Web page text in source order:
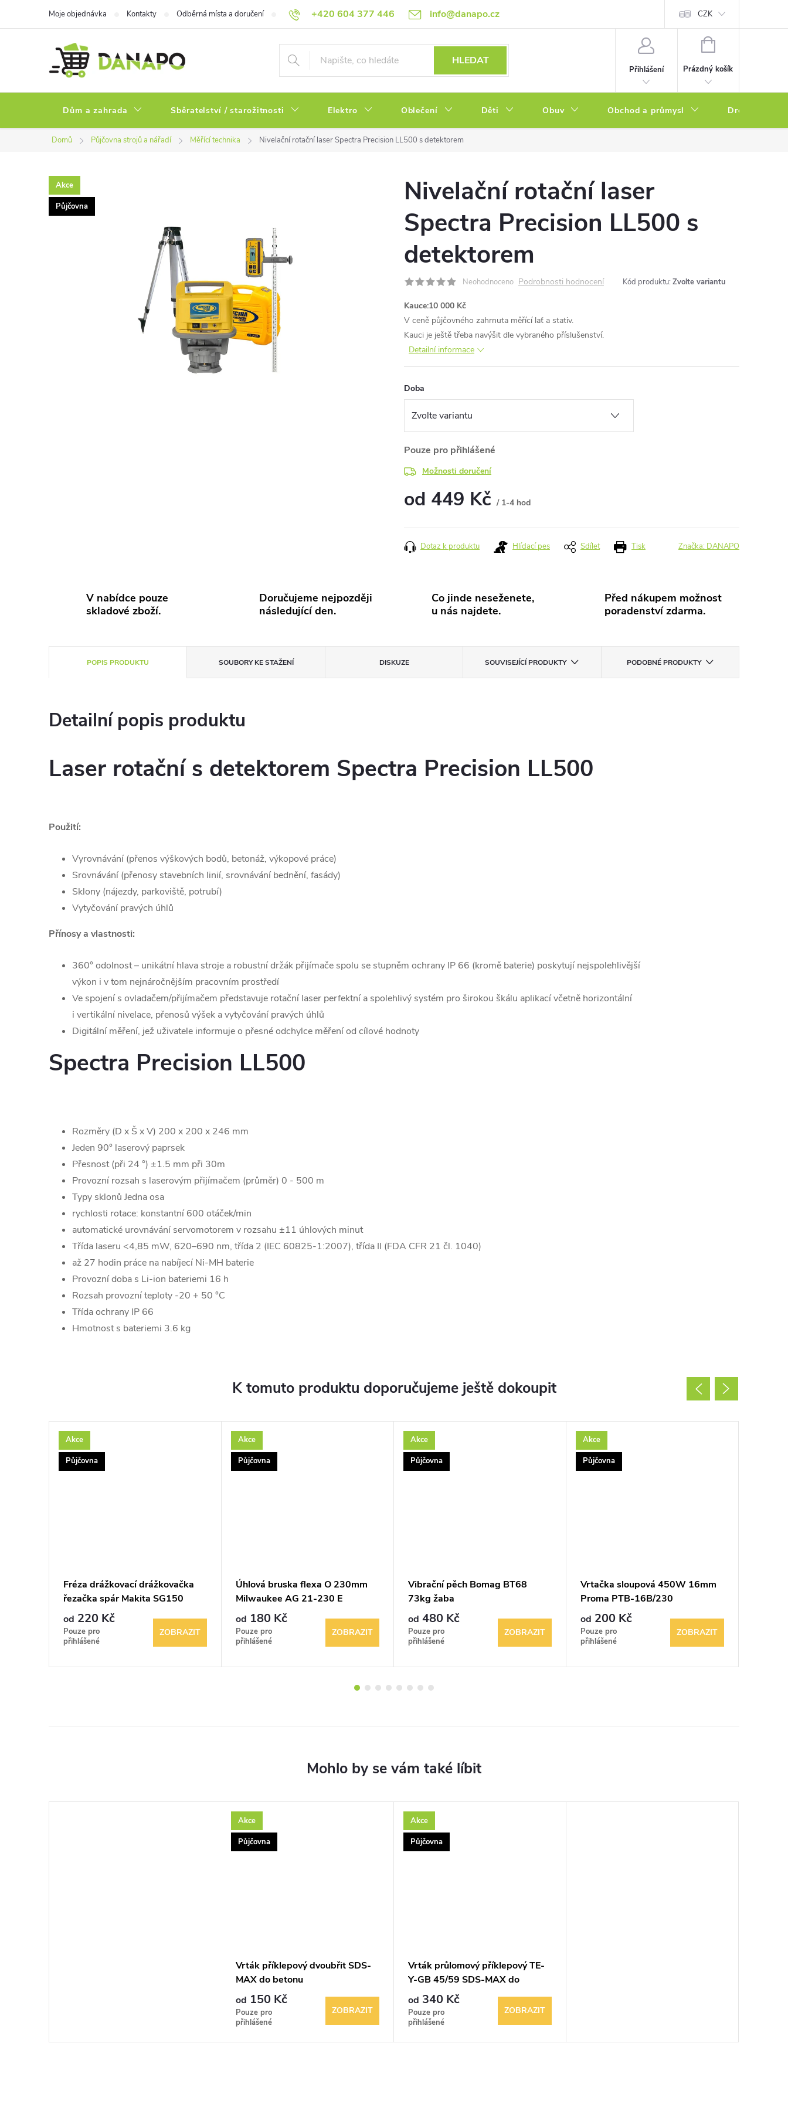
+420 604 377 446 info@danapo.cz
Moje objednávka Kontakty Odběrná místa a doručení Hodnocení obchodu Obchodní podmínky Reklamace a výměna zboží Podmínky ochrany osobních údajů Soubory cookies
CZK
HLEDAT
Přihlášení
NÁKUPNÍ
Prázdný košík
Dům a zahrada Sběratelství / starožitnosti Elektro Oblečení Děti Obuv Obchod a průmysl Drogerie
Domů Půjčovna strojů a nářadí Měřící technika Nivelační rotační laser Spectra Precision LL500 s detektorem
Akce
Půjčovna
Nivelační rotační laser
Spectra Precision LL500 s
detektorem
Neohodnoceno Podrobnosti hodnocení Kód produktu: Zvolte variantu
Kauce:10 000 Kč
V ceně půjčovného zahrnuta měřící lať a stativ.
Kauci je ještě třeba navýšit dle vybraného příslušenství.
Detailní informace
Doba
Pouze pro přihlášené
Možnosti doručení
od 449 Kč / 1-4 hod
cena:
Tisk
Dotaz k produktu Hlídací pes Sdílet Značka: DANAPO
V nabídce pouze
skladové zboží.
Doručujeme nejpozději
následující den.
Co jinde neseženete,
u nás najdete.
Před nákupem možnost
poradenství zdarma.
POPIS PRODUKTU SOUBORY KE STAŽENÍ DISKUZE SOUVISEJÍCÍ PRODUKTY PODOBNÉ PRODUKTY
Detailní popis produktu
Laser rotační s detektorem Spectra Precision LL500
Použití:
Vyrovnávání (přenos výškových bodů, betonáž, výkopové práce)
Srovnávání (přenosy stavebních linií, srovnávání bednění, fasády)
Sklony (nájezdy, parkoviště, potrubí)
Vytyčování pravých úhlů
Přínosy a vlastnosti:
360° odolnost – unikátní hlava stroje a robustní držák přijímače spolu se stupněm ochrany IP 66 (kromě baterie) poskytují nejspolehlivější
výkon i v tom nejnáročnějším pracovním prostředí
Ve spojení s ovladačem/přijímačem představuje rotační laser perfektní a spolehlivý systém pro širokou škálu aplikací včetně horizontální
i vertikální nivelace, přenosů výšek a vytyčování pravých úhlů
Digitální měření, jež uživatele informuje o přesné odchylce měření od cílové hodnoty
Spectra Precision LL500
Rozměry (D x Š x V) 200 x 200 x 246 mm
Jeden 90° laserový paprsek
Přesnost (při 24 °) ±1.5 mm při 30m
Provozní rozsah s laserovým přijímačem (průměr) 0 - 500 m
Typy sklonů Jedna osa
rychlosti rotace: konstantní 600 otáček/min
automatické urovnávání servomotorem v rozsahu ±11 úhlových minut
Třída laseru <4,85 mW, 620–690 nm, třída 2 (IEC 60825-1:2007), třída II (FDA CFR 21 čl. 1040)
až 27 hodin práce na nabíjecí Ni-MH baterie
Provozní doba s Li-ion bateriemi 16 h
Rozsah provozní teploty -20 + 50 °C
Třída ochrany IP 66
Hmotnost s bateriemi 3.6 kg
K tomuto produktu doporučujeme ještě dokoupit
Akce
Půjčovna
Fréza drážkovací drážkovačka
řezačka spár Makita SG150
O150mm
od 220 Kč
Pouze pro
přihlášené
ZOBRAZIT
Akce
Půjčovna
Úhlová bruska flexa O 230mm
Milwaukee AG 21-230 E
od 180 Kč
Pouze pro
přihlášené
ZOBRAZIT
Akce
Půjčovna
Vibrační pěch Bomag BT68
73kg žaba
od 480 Kč
Pouze pro
přihlášené
ZOBRAZIT
Akce
Půjčovna
Vrtačka sloupová 450W 16mm
Proma PTB-16B/230
od 200 Kč
Pouze pro
přihlášené
ZOBRAZIT
Akce
Půjčovna
Vrták příklepový dvoubřit SDS-
MAX do betonu
od 150 Kč
Pouze pro
přihlášené
ZOBRAZIT
Akce
Půjčovna
Vrták průlomový příklepový TE-
Y-GB 45/59 SDS-MAX do
betonu
od 340 Kč
Pouze pro
přihlášené
ZOBRAZIT